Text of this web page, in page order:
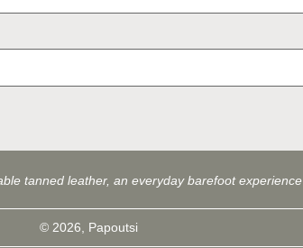
tanned leather, an everyday barefoot experience
© 2026, Papoutsi